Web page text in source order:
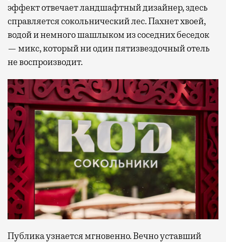
эффект отвечает ландшафтный дизайнер, здесь
справляется сокольнический лес. Пахнет хвоей,
водой и немного шашлыком из соседних беседок
— микс, который ни один пятизвездочный отель
не воспроизводит.
Публика узнается мгновенно. Вечно уставший